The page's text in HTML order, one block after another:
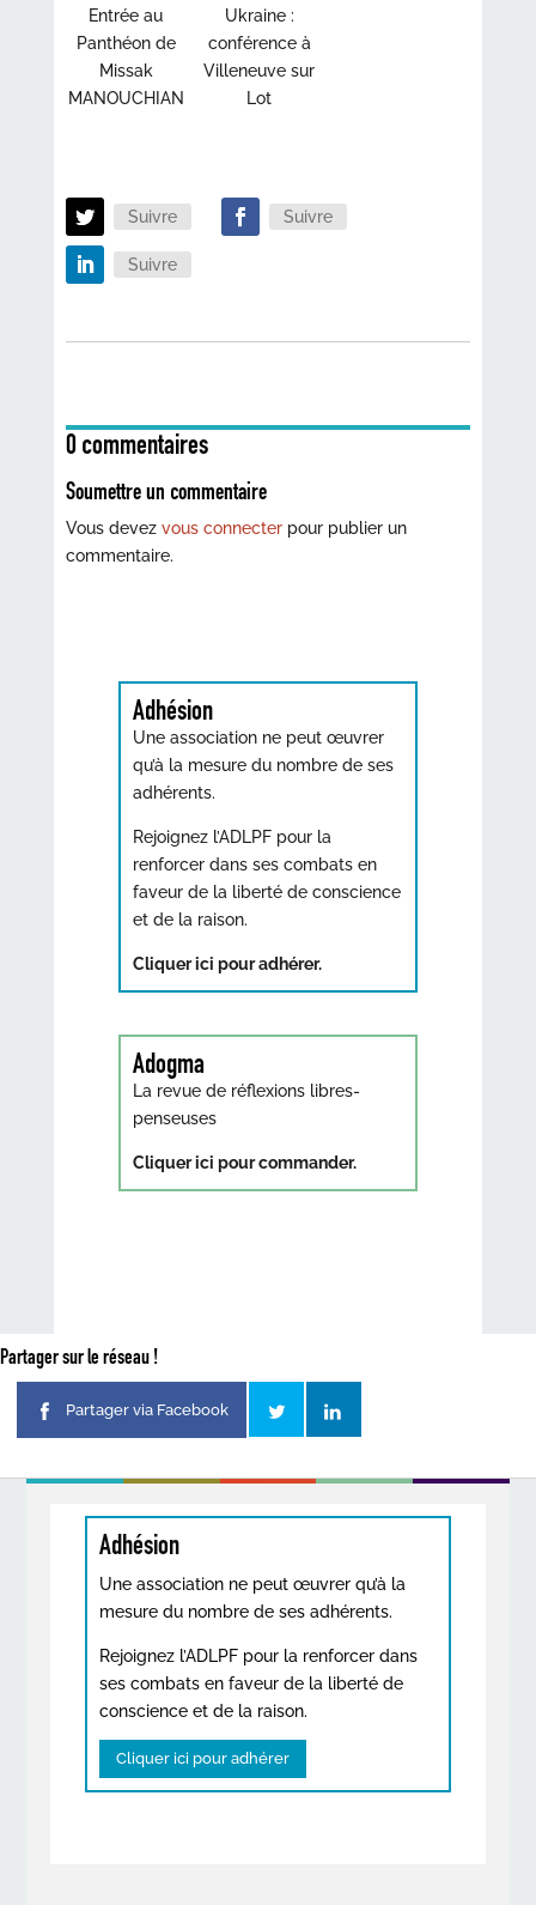
Entrée au
Panthéon de
Missak
MANOUCHIAN
Ukraine :
conférence à
Villeneuve sur
Lot
Suivre Suivre
Suivre
0 commentaires
Soumettre un commentaire
Vous devez vous connecterpour publier un
commentaire.
Adhésion
Une association ne peut œuvrer
qu’à la mesure du nombre de ses
adhérents.
Rejoignez l’ADLPF pour la
renforcer dans ses combats en
faveur de la liberté de conscience
et de la raison.
Cliquer ici pour adhérer.
Adogma
La revue de réflexions libres-
penseuses
Cliquer ici pour commander.
Partager sur le réseau !
Partager via Facebook
Adhésion
Une association ne peut œuvrer qu’à la
mesure du nombre de ses adhérents.
Rejoignez l’ADLPF pour la renforcer dans
ses combats en faveur de la liberté de
conscience et de la raison.
Cliquer ici pour adhérer